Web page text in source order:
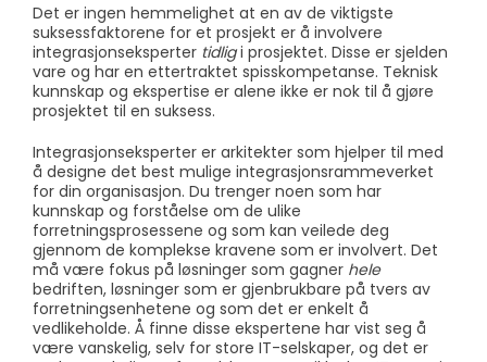
Det er ingen hemmelighet at en av de viktigste
suksessfaktorene for et prosjekt er å involvere
integrasjonseksperter tidligi prosjektet. Disse er sjelden
vare og har en ettertraktet spisskompetanse. Teknisk
kunnskap og ekspertise er alene ikke er nok til å gjøre
prosjektet til en suksess.
Integrasjonseksperter er arkitekter som hjelper til med
å designe det best mulige integrasjonsrammeverket
for din organisasjon. Du trenger noen som har
kunnskap og forståelse om de ulike
forretningsprosessene og som kan veilede deg
gjennom de komplekse kravene som er involvert. Det
må være fokus på løsninger som gagner hele
bedriften, løsninger som er gjenbrukbare på tvers av
forretningsenhetene og som det er enkelt å
vedlikeholde. Å finne disse ekspertene har vist seg å
være vanskelig, selv for store IT-selskaper, og det er